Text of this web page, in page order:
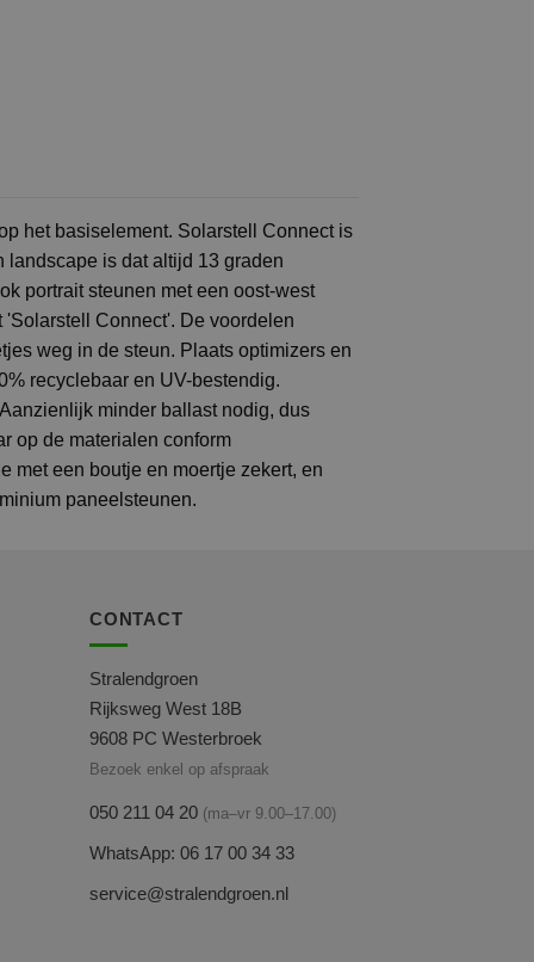
het basiselement. Solarstell Connect is
landscape is dat altijd 13 graden
portrait steunen met een oost-west
Connect'. De voordelen
weg in de steun. Plaats optimizers en
recyclebaar en UV-bestendig.
minder ballast nodig, dus
op de materialen conform
met een boutje en moertje zekert, en
paneelsteunen.
CONTACT
Stralendgroen
Rijksweg West 18B
9608 PC Westerbroek
Bezoek enkel op afspraak
050 211 04 20 (ma–vr 9.00–17.00)
WhatsApp: 06 17 00 34 33
service@stralendgroen.nl